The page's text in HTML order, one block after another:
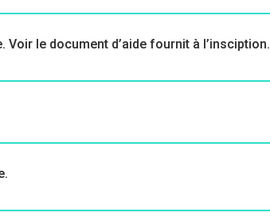
le document d’aide fournit à l’insciption.